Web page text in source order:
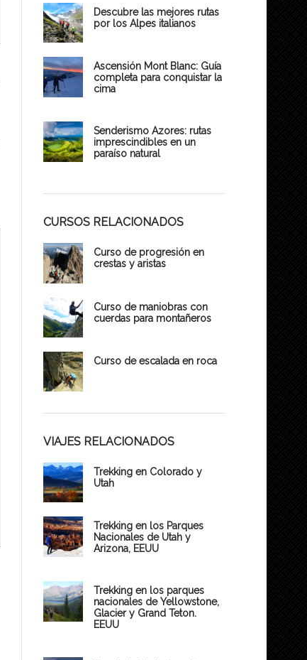
Descubre las mejores rutas
por los Alpes italianos
Ascensión Mont Blanc: Guía
completa para conquistar la
cima
Senderismo Azores: rutas
imprescindibles en un
paraíso natural
CURSOS RELACIONADOS
Curso de progresión en
crestas y aristas
Curso de maniobras con
cuerdas para montañeros
Curso de escalada en roca
VIAJES RELACIONADOS
Trekking en Colorado y
Utah
Trekking en los Parques
Nacionales de Utah y
Arizona, EEUU
Trekking en los parques
nacionales de Yellowstone,
Glacier y Grand Teton.
EEUU